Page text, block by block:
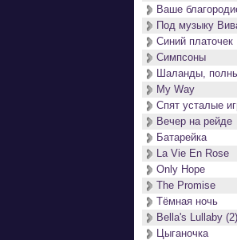
Ваше
Под музыку
Синий платочек
Симпсоны
Шаланды,
My Way
Спят усталые
Вечер на рейде
Батарейка
La Vie En Rose
Only Hope
The Promise
Тёмная ночь
Bella's Lullaby (2)
Цыганочка